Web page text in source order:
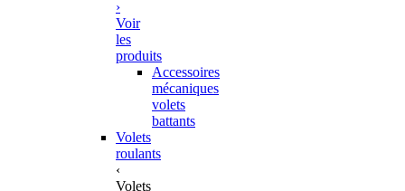
›
Voir
les
produits
Accessoires
mécaniques
volets
battants
Volets
roulants
‹
Volets